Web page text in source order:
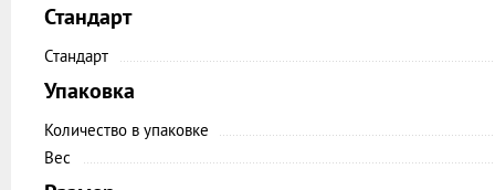
Стандарт
Стандарт
Упаковка
Количество в упаковке
Вес